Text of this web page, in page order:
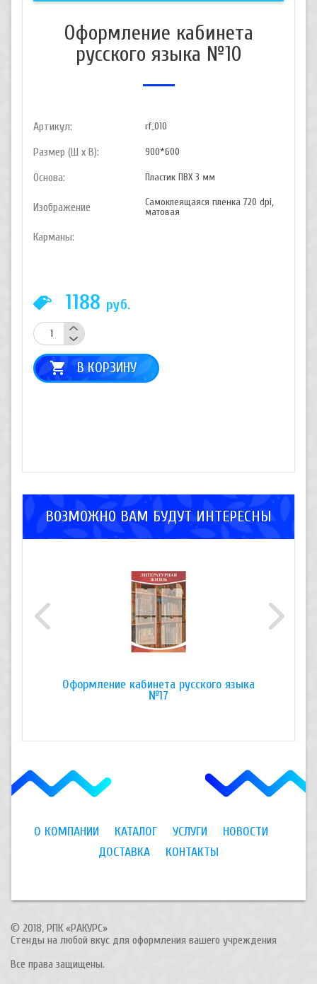
Оформление кабинета
русского языка №10
Артикул: rf_010
Размер (Ш х В): 900*600
Основа: Пластик ПВХ 3 мм
Изображение
Самоклеящаяся пленка 720 dpi,
матовая
Карманы:
1188 руб.
В КОРЗИНУ
ВОЗМОЖНО ВАМ БУДУТ ИНТЕРЕСНЫ
Оформление кабинета русского языка
№17
О КОМПАНИИ КАТАЛОГ УСЛУГИ
НОВОСТИ
ДОСТАВКА
КОНТАКТЫ
© 2018, РПК «РАКУРС»
Стенды на любой вкус для оформления вашего учреждения
Все права защищены.